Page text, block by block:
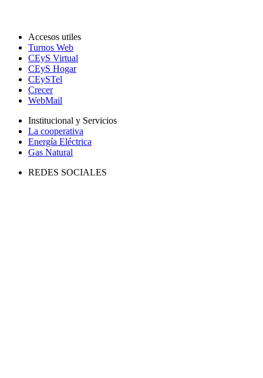
Accesos utiles
Turnos Web
CEyS Virtual
CEyS Hogar
CEySTel
Crecer
WebMail
Institucional y Servicios
La cooperativa
Energía Eléctrica
Gas Natural
REDES SOCIALES